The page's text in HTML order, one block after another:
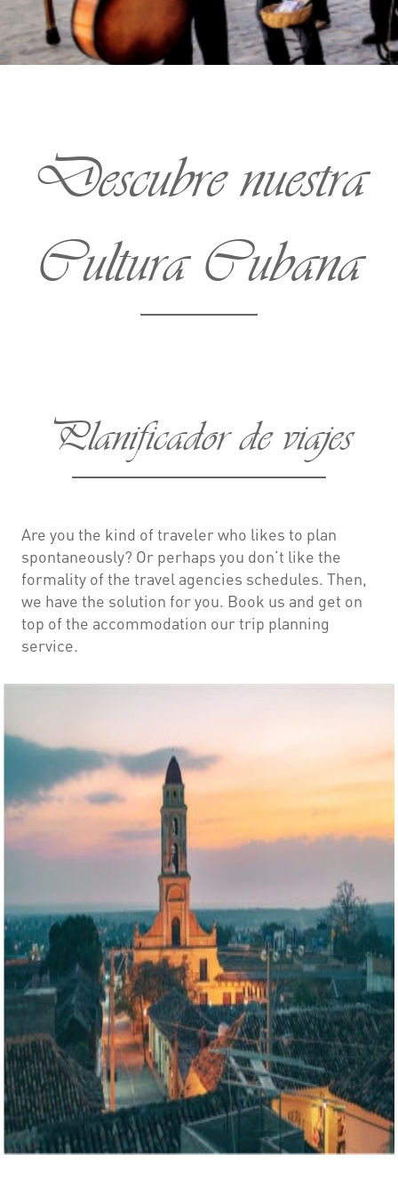
Descubre nuestra
Cultura Cubana
Planificador de viajes
Are you the kind of traveler who likes to plan
spontaneously? Or perhaps you don’t like the
formality of the travel agencies schedules. Then,
we have the solution for you. Book us and get on
top of the accommodation our trip planning
service.